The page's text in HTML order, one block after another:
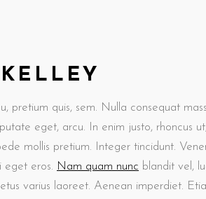
pretium quis, sem. Nulla consequat
eget, arcu. In enim justo, rhoncus
mollis pretium. Integer tincidunt.
eget eros. Nam quam nunc blandit vel,
varius laoreet. Aenean imperdiet.